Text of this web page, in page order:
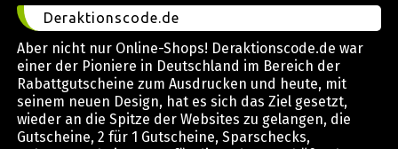
Deraktionscode.de
Aber nicht nur Online-Shops! Deraktionscode.de war
einer der Pioniere in Deutschland im Bereich der
Rabattgutscheine zum Ausdrucken und heute, mit
seinem neuen Design, hat es sich das Ziel gesetzt,
wieder an die Spitze der Websites zu gelangen, die
Gutscheine, 2 für 1 Gutscheine, Sparschecks,